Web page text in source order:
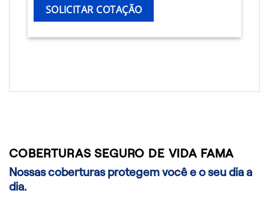
SOLICITAR COTAÇÃO
COBERTURAS SEGURO DE VIDA FAMA
Nossas coberturas protegem você e o seu dia a
dia.